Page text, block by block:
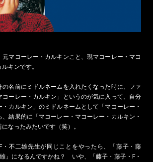
マコーレー・カルキンこと、現マコーレー・マコ
キンです。
名前にミドルネームを入れたくなった時に、ファ
コーレー・カルキン」というのが気に入って、自分
カルキン」のミドルネームとして「マコーレー・
結果的に「マコーレー・マコーレー・カルキン・
なったみたいです（笑）。
不二雄先生が同じことをやったら、「藤子・藤
」になるんですかね？ いや、「藤子・藤子・F・